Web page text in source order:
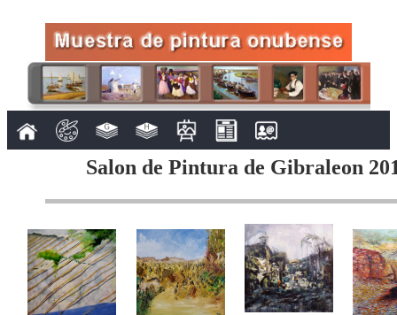
Salon de Pintura de Gibraleon